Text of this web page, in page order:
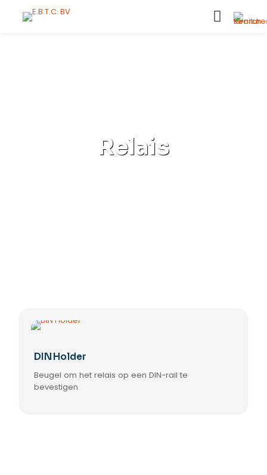
Relais
DIN Holder
Beugel om het relais op een DIN-rail te
bevestigen